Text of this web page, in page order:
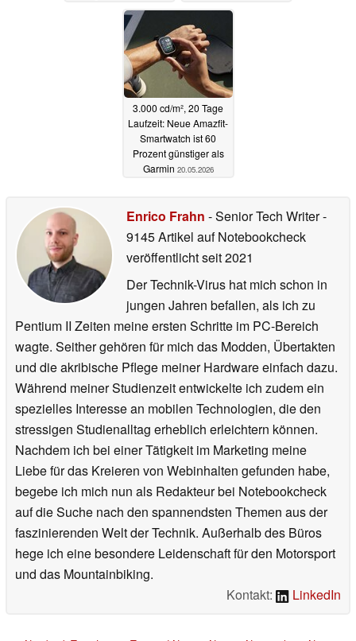
3.000 cd/m², 20 Tage
Laufzeit: Neue Amazfit-
Smartwatch ist 60
Prozent günstiger als
Garmin 20.05.2026
Enrico Frahn - Senior Tech Writer-
9145 Artikel auf Notebookcheck
veröffentlichtseit 2021
Der Technik-Virus hat mich schon in
jungen Jahren befallen, als ich zu
Pentium II Zeiten meine ersten Schritte im PC-Bereich
wagte. Seither gehören für mich das Modden, Übertakten
und die akribische Pflege meiner Hardware einfach dazu.
Während meiner Studienzeit entwickelte ich zudem ein
spezielles Interesse an mobilen Technologien, die den
stressigen Studienalltag erheblich erleichtern können.
Nachdem ich bei einer Tätigkeit im Marketing meine
Liebe für das Kreieren von Webinhalten gefunden habe,
begebe ich mich nun als Redakteur bei Notebookcheck
auf die Suche nach den spannendsten Themen aus der
faszinierenden Welt der Technik. Außerhalb des Büros
hege ich eine besondere Leidenschaft für den Motorsport
und das Mountainbiking.
Kontakt:
LinkedIn